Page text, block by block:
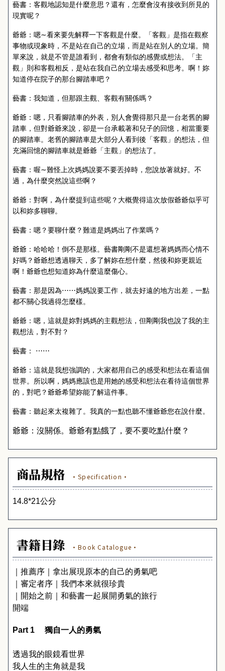
藝書：客觀地認知是什麼意思？還有，怎麼會沒有接收到所見的
現實呢？
爺爺：嗯∼看來要先解釋一下客觀是什麼。「客觀」是指在觀察
事物或現象時，不是站在自己的立場，而是站在別人的立場。簡
單來說，就是不管是誰看到，都會有類似的感覺或想法。「主
觀」則和客觀相反，是站在我自己的立場去感受和思考。啊！妳
知道停在院子的那台腳踏車吧？
藝書：我知道，但那跟主觀、客觀有關係嗎？
爺爺：嗯，只看腳踏車的外表，別人會覺得那只是一台老舊的腳
踏車，但對爺爺來說，卻是一台承載著和兒子的回憶，相當重要
的腳踏車。老舊的腳踏車是大部分人看到後「客觀」的想法，但
充滿回憶的腳踏車就是爺爺「主觀」的想法了。
藝書：喔∼難怪上次媽媽說要不要丟掉時，您說放著就好。不
過，為什麼突然說這些啊？
爺爺：對啊，為什麼提到這些呢？大概覺得這次放假爺爺似乎可
以和妳多聊聊。
藝書：嗯？要聊什麼？難道是媽媽出了作業嗎？
爺爺：哈哈哈！倒不是那樣。藝書剛剛不是還想著媽媽而心情不
好嗎？爺爺想透過聊天，多了解妳在想什麼，然後和妳更親近
啊！爺爺也想知道妳為什麼這麼傷心。
藝書：那是因為⋯⋯媽媽說要工作，就去好遠的地方出差，一點
都不關心我過得怎麼樣。
爺爺：嗯，這就是妳對媽媽的主觀想法，但剛剛我也說了我的主
觀想法，對不對？
藝書： ⋯⋯
爺爺：這就是我想強調的，大家都用自己的感受和想法在看這個
世界。所以啊，媽媽應該也是用她的感受和想法在看待這個世界
的，對吧？爺爺希望妳能了解這件事。
藝書：聽起來太複雜了。我真的一點也聽不懂爺爺您在說什麼。
爺爺：沒關係。爺爺有點餓了，要不要吃點什麼？
商品規格 ·Specification·
14.8*21公分
書籍目錄 ·Book Catalogue·
｜推薦序｜拿出展現原本的自己的勇氣吧
｜審定者序｜我們本來就很珍貴
｜開始之前｜和藝書一起展開勇氣的旅行
開端
Part 1 獨自一人的勇氣
透過我的眼鏡看世界
我人生的主角就是我